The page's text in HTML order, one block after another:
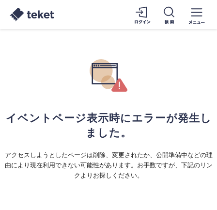
イベントページ表示時にエラーが発生し
ました。
アクセスしようとしたページは削除、変更されたか、公開準備中などの理
由により現在利用できない可能性があります。お手数ですが、下記のリン
クよりお探しください。